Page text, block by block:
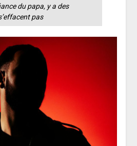
du papa, y a des
pas